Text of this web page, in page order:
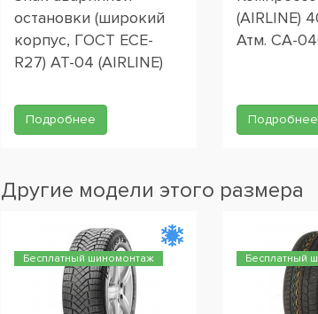
остановки (широкий
корпус, ГОСТ ЕСЕ-
R27) AT-04 (AIRLINE)
Подробнее
(AIRLINE)
Атм. CA-
Подробнее
Другие модели этого размера
Бесплатный шиномонтаж Бесплатный